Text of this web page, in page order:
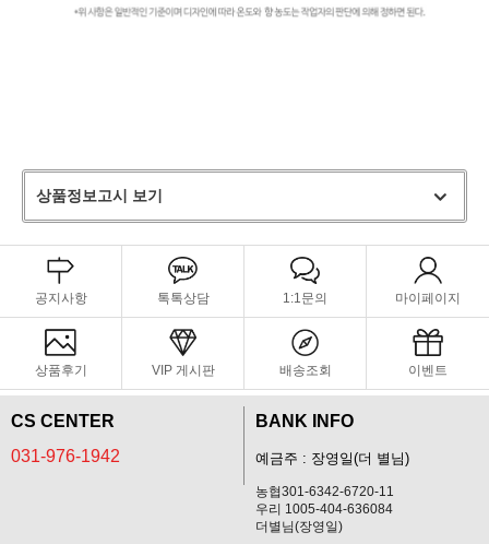
상품정보고시 보기
공지사항 톡톡상담 1:1문의 마이페이지
상품후기 VIP 게시판 배송조회 이벤트
CS CENTER
031-976-1942
BANK INFO
예금주 : 장영일(더 별님)
농협301-6342-6720-11
우리 1005-404-636084
더별님(장영일)